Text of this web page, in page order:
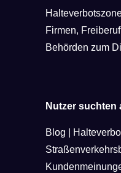
Firmen,
Behörden zum
Nutzer suchten
Blog